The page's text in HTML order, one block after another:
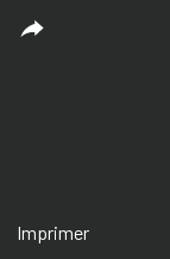
Imprimer